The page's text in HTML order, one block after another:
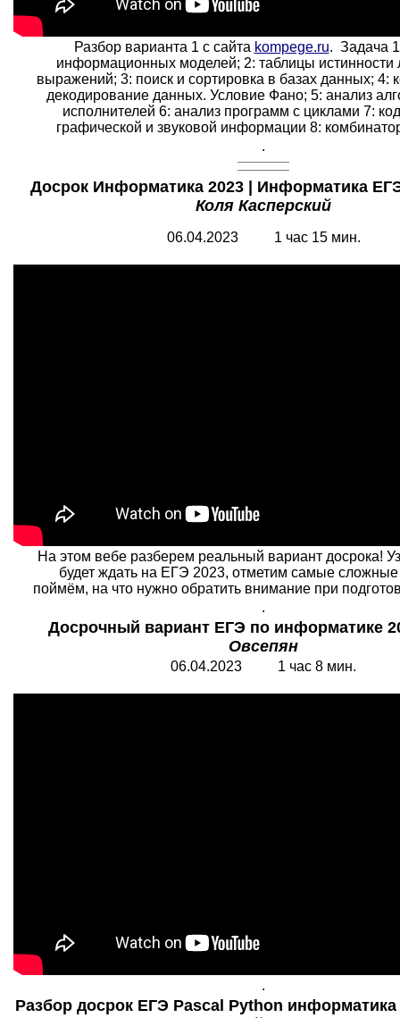
Разбор варианта 1 с сайта kompege.ru. Задача
информационных моделей; 2: таблицы истинности
выражений; 3: поиск и сортировка в базах данных; 4:
декодирование данных. Условие Фано; 5: анализ
исполнителей 6: анализ программ с циклами 7:
графической и звуковой информации 8:
.
Досрок Информатика 2023 | Информатика
Коля Касперский
06.04.2023 1 час 15 мин.
На этом вебе разберем реальный вариант досрока!
будет ждать на ЕГЭ 2023, отметим самые сложные
поймём, на что нужно обратить внимание при
.
Досрочный вариант ЕГЭ по информатике
Овсепян
06.04.2023 1 час 8 мин.
.
Разбор досрок ЕГЭ Pascal Python информатика